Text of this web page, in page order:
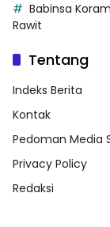
Babinsa
Rawit
Tentang
Indeks Berita
Kontak
Pedoman Media
Privacy Policy
Redaksi